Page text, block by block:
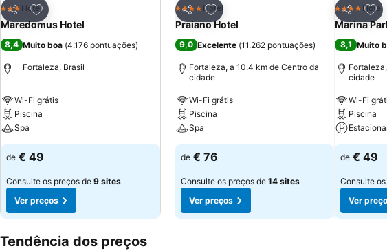
Partilhar
Adicionar aos favoritos
3 Estrelas
Hotel
Maredomus Hotel
8,4 Muito boa (4.176 pontuações)
Fortaleza, Brasil
Wi-Fi grátis
Piscina
Spa
de € 49
Consulte os preços de 9 sites
Ver preços
Partilhar
Adicionar aos favoritos
4 EstrelasHotel
Praiano Hotel
9,0 Excelente (11.262 pontuações)
Fortaleza, a 10.4 km de Centro da
cidade
Wi-Fi grátis
Piscina
Spa
de € 76
Consulte os preços de 14 sites
Ver preços
Partilhar
4 EstrelasHotel
Marina
8,1 Muito
cidade
Wi-Fi
Piscina
de € 49
Consulte
Ver
Tendência dos preços